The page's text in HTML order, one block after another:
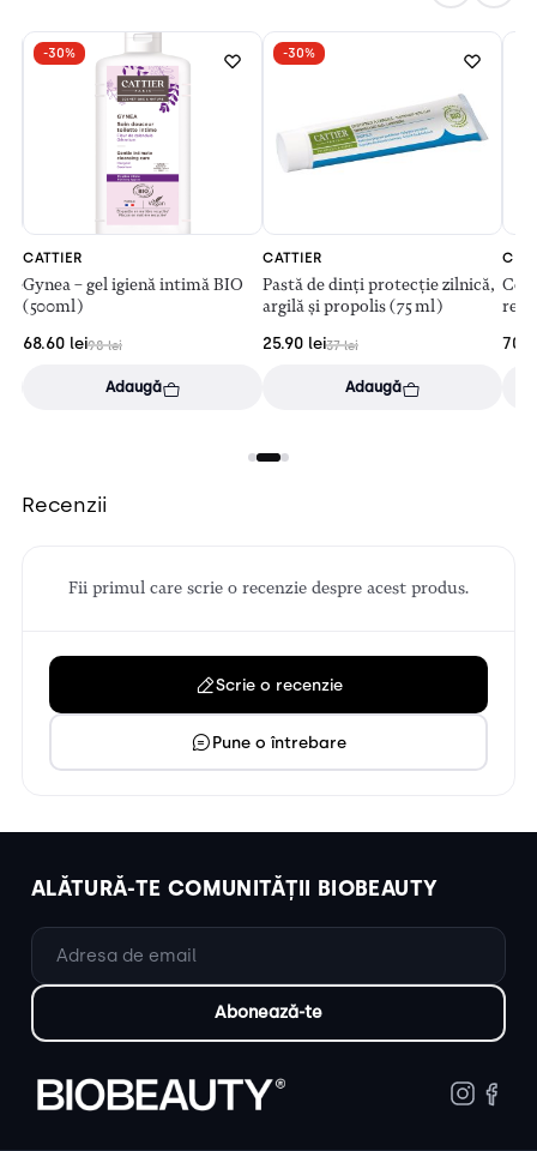
-30%
CATTIER
Gynea – gel igienă intimă BIO
(500ml)
98lei
68.60 lei
Adaugă
-30%
CATTIER
Pastă de dinți protecție zilnică,
argilă și propolis (75 ml)
37lei
25.90 lei
Adaugă
70
Recenzii
Fii primul care scrie o recenzie despre acest produs.
Scrie o recenzie
Pune o întrebare
ALĂTURĂ-TE COMUNITĂȚII BIOBEAUTY